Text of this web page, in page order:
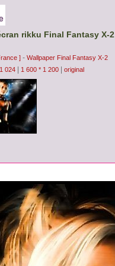
rikku Final Fantasy X-2
] - Wallpaper Final Fantasy X-2
024 1 600 * 1 200 original